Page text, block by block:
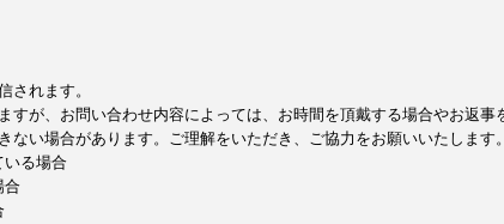
されます。
すが、お問い合わせ内容によっては、お時間を頂戴する場合やお返事
ない場合があります。ご理解をいただき、ご協力をお願いいたします。
いる場合
合